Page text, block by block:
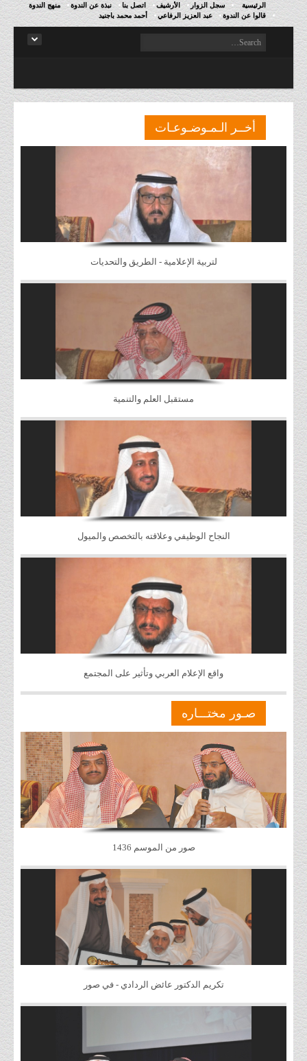
الرئيسية سجل الزوار الأرشيف اتصل بنا نبذة عن الندوة
منهج الندوة
قالوا عن الندوة
عبد العزيز الرفاعي أحمد محمد باجنيد
أخــر الـمـوضـوعـات
لتربية الإعلامية - الطريق والتحديات
مستقبل العلم والتنمية
النجاح الوظيفي وعلاقته بالتخصص والميول
واقع الإعلام العربي وتأثير على المجتمع
صـور مختـــاره
صور من الموسم 1436
تكريم الدكتور عائض الردادي - في صور